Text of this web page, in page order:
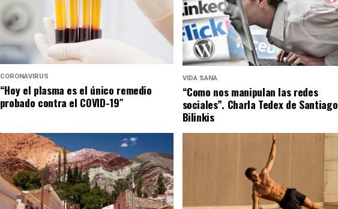
CORONAVIRUS
“Hoy el plasma es el único remedio
probado contra el COVID-19″
VIDA SANA
“Como nos manipulan las redes
sociales”. Charla Tedex de Santiago
Bilinkis